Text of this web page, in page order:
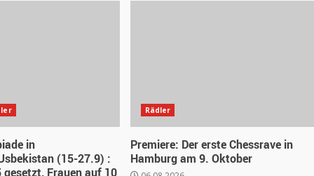
in
(15-27.9) :
Frauen auf 10
Rädler
Premiere: Der erste Chessrave in
Hamburg am 9. Oktober